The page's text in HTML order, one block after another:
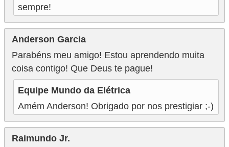
sempre!
Anderson Garcia
Parabéns meu amigo! Estou aprendendo muita
coisa contigo! Que Deus te pague!
Equipe Mundo da Elétrica
Amém Anderson! Obrigado por nos prestigiar ;-)
Raimundo Jr.